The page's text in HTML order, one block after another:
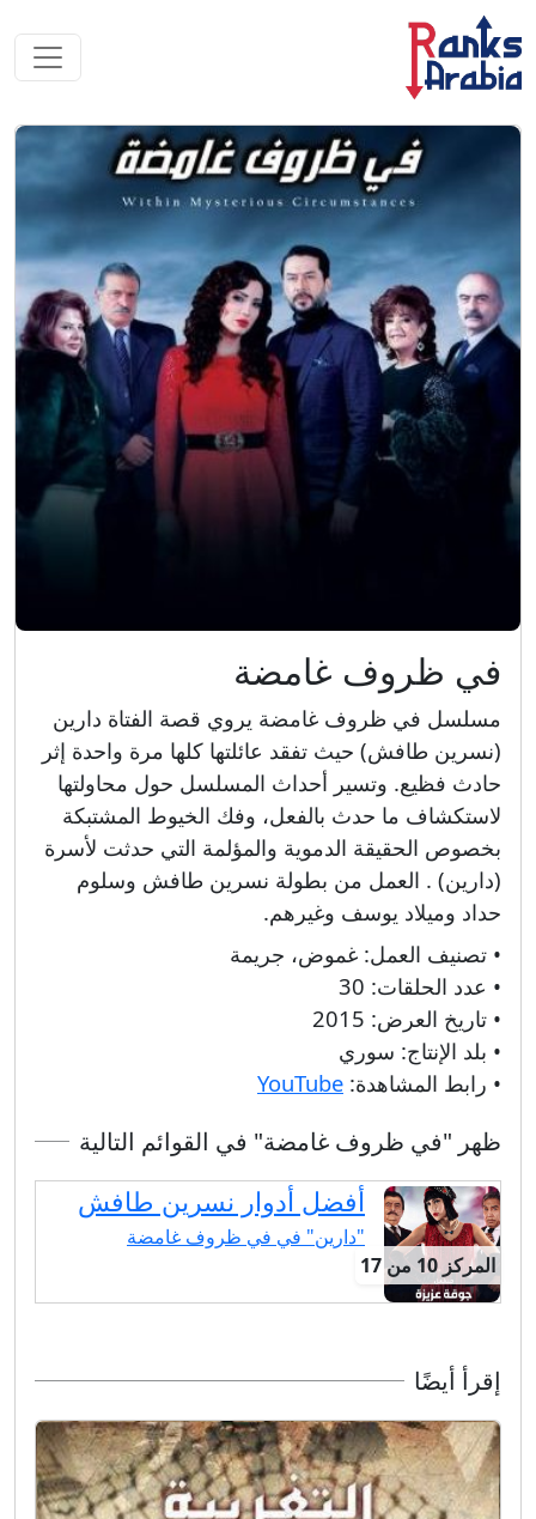
في ظروف غامضة
مسلسل في ظروف غامضة يروي قصة الفتاة دارين
(نسرين طافش) حيث تفقد عائلتها كلها مرة واحدة إثر
حادث فظيع. وتسير أحداث المسلسل حول محاولتها
لاستكشاف ما حدث بالفعل، وفك الخيوط المشتبكة
بخصوص الحقيقة الدموية والمؤلمة التي حدثت لأسرة
(دارين) . العمل من بطولة نسرين طافش وسلوم
حداد وميلاد يوسف وغيرهم.
• تصنيف العمل: غموض، جريمة
• عدد الحلقات: 30
• تاريخ العرض: 2015
• بلد الإنتاج: سوري
• رابط المشاهدة: YouTube
ظهر "في ظروف غامضة" في القوائم التالية
المركز 10 من 17
أفضل أدوار نسرين طافش
"دارين" في في ظروف غامضة
إقرأ أيضًا